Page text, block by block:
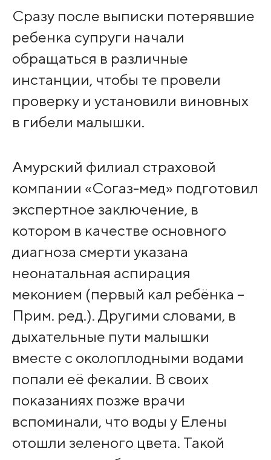
Сразу после выписки потерявшие
ребенка супруги начали
обращаться в различные
инстанции, чтобы те провели
проверку и установили виновных
в гибели малышки.
Амурский филиал страховой
компании «Согаз-мед» подготовил
экспертное заключение, в
котором в качестве основного
диагноза смерти указана
неонатальная аспирация
меконием (первый кал ребёнка –
Прим. ред.). Другими словами, в
дыхательные пути малышки
вместе с околоплодными водами
попали её фекалии. В своих
показаниях позже врачи
вспоминали, что воды у Елены
отошли зеленого цвета. Такой